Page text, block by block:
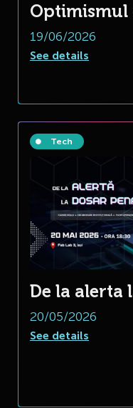
Optimismul
19/06/2026
See details
Tech
De la alerta
20/05/2026
See details